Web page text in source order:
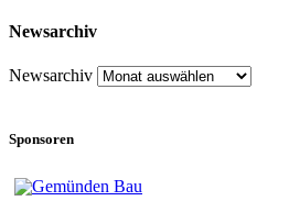
Newsarchiv
Newsarchiv
Sponsoren